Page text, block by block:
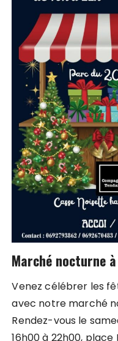
Marché nocturne
Venez célébrer les
avec notre marché
Rendez-vous le
16h00 à 22h00, place